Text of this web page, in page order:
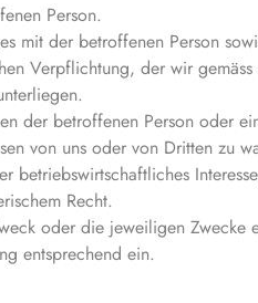
Person.
mit der betroffenen Person
Verpflichtung, der wir
der betroffenen Person oder
von uns oder von Dritten
betriebswirtschaftliches
Recht.
oder die jeweiligen
entsprechend ein.